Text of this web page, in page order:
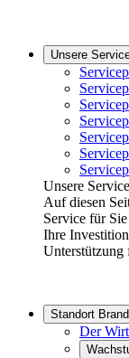
Unsere
Unsere
Auf diesen
Service für
Ihre
Unterstützung
Standort
Der